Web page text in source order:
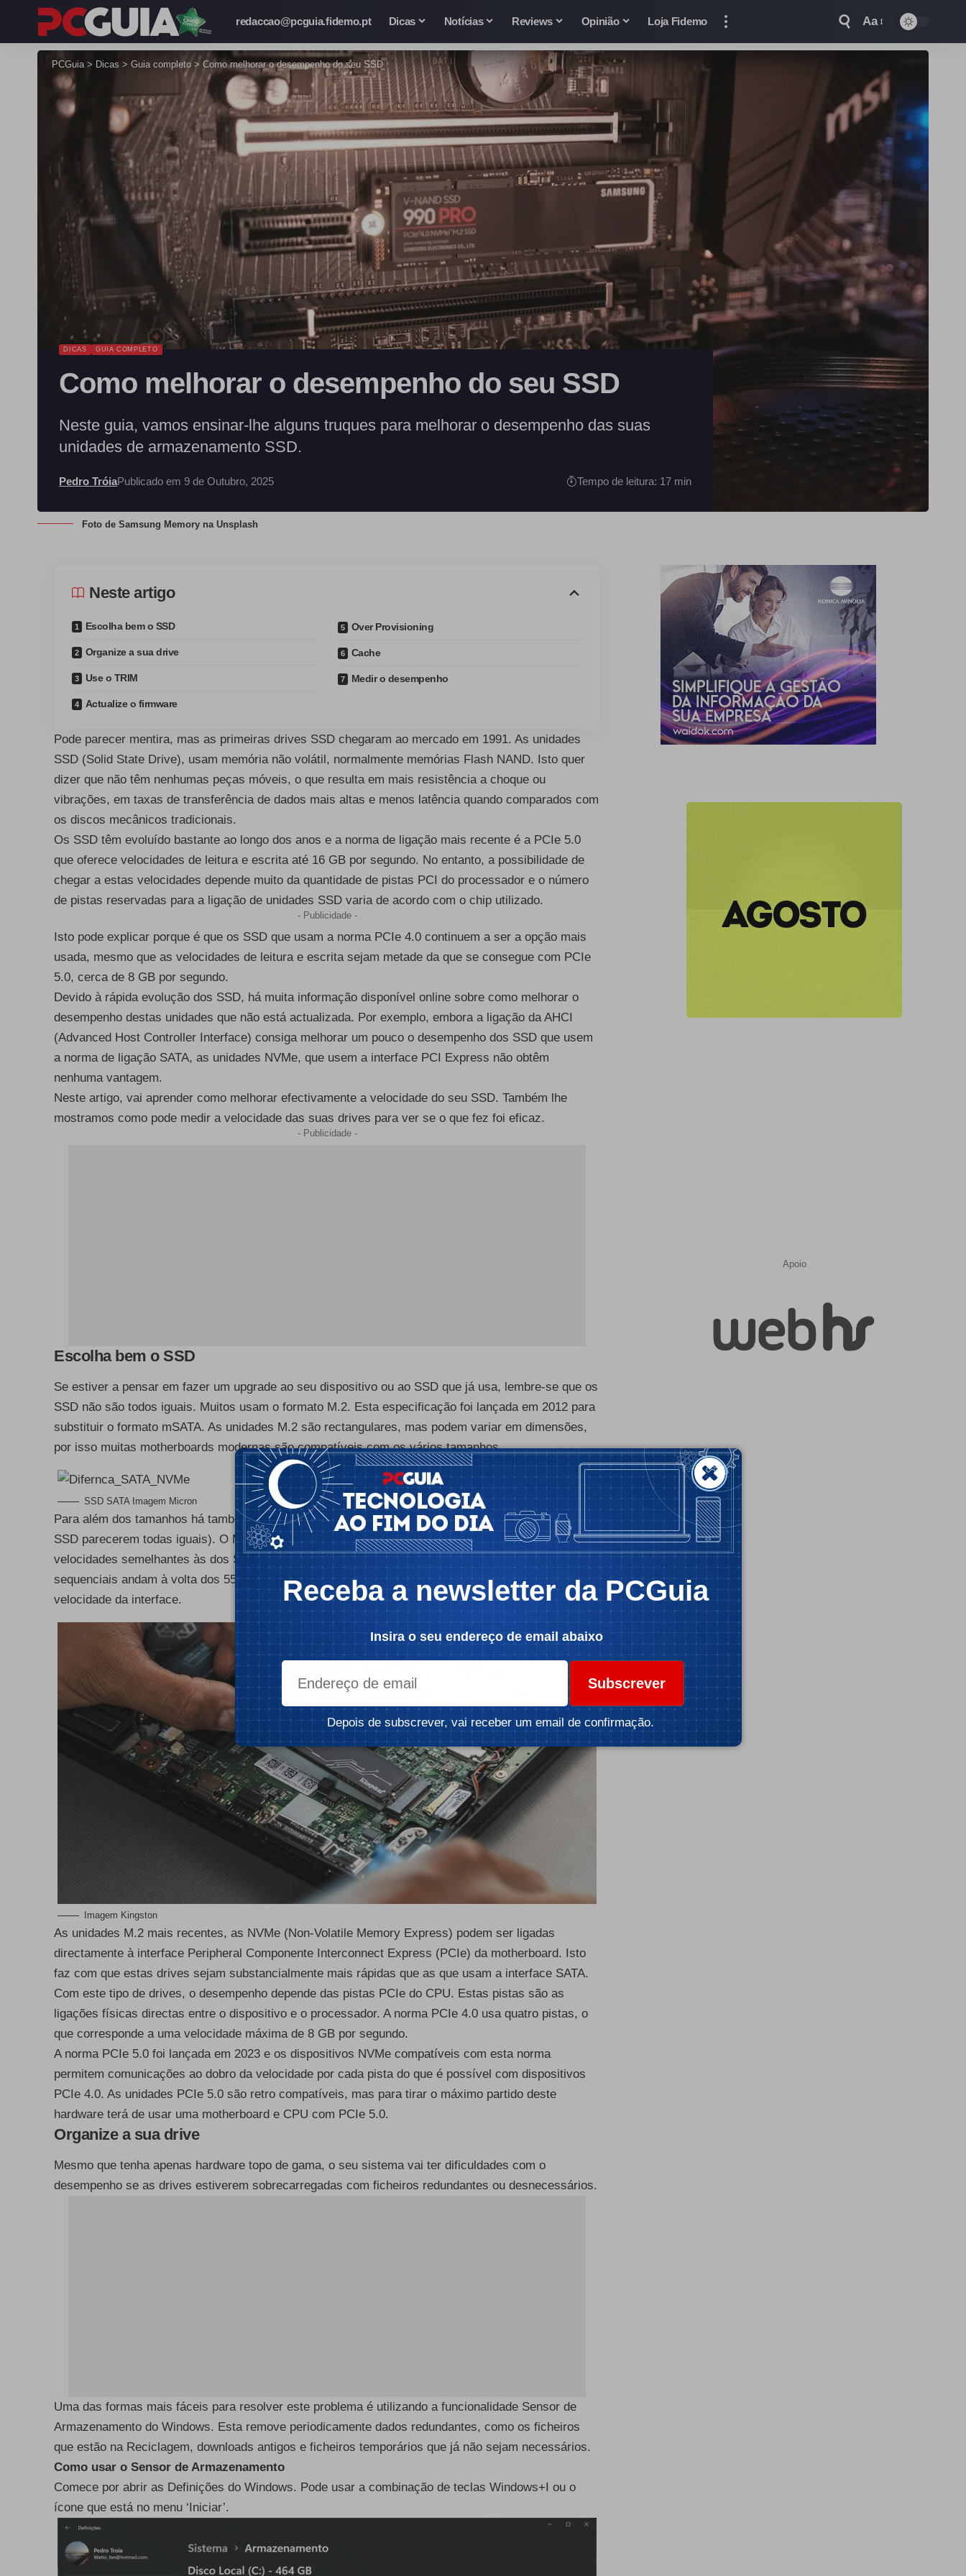
redaccao@pcguia.fidemo.pt Dicas Notícias Reviews Opinião Loja Fidemo Aa
PCGuia> Dicas > Guia completo > Como melhorar o desempenho do seu SSD
DICAS GUIA COMPLETO
Como melhorar o desempenho do seu SSD
Neste guia, vamos ensinar-lhe alguns truques para melhorar o desempenho das suas
unidades de armazenamento SSD.
Pedro TróiaPublicado em 9 de Outubro, 2025 Tempo de leitura: 17 min
Foto de Samsung Memory na Unsplash
Neste artigo
Escolha bem o SSD
Organize a sua drive
Use o TRIM
Actualize o firmware
Over Provisioning
Cache
Medir o desempenho
Pode parecer mentira, mas as primeiras drives SSD chegaram ao mercado em 1991. As unidades
SSD (Solid State Drive), usam memória não volátil, normalmente memórias Flash NAND. Isto quer
dizer que não têm nenhumas peças móveis, o que resulta em mais resistência a choque ou
vibrações, em taxas de transferência de dados mais altas e menos latência quando comparados com
os discos mecânicos tradicionais.
Os SSD têm evoluído bastante ao longo dos anos e a norma de ligação mais recente é a PCIe 5.0
que oferece velocidades de leitura e escrita até 16 GB por segundo. No entanto, a possibilidade de
chegar a estas velocidades depende muito da quantidade de pistas PCI do processador e o número
de pistas reservadas para a ligação de unidades SSD varia de acordo com o chip utilizado.
- Publicidade -
Isto pode explicar porque é que os SSD que usam a norma PCIe 4.0 continuem a ser a opção mais
usada, mesmo que as velocidades de leitura e escrita sejam metade da que se consegue com PCIe
5.0, cerca de 8 GB por segundo.
Devido à rápida evolução dos SSD, há muita informação disponível online sobre como melhorar o
desempenho destas unidades que não está actualizada. Por exemplo, embora a ligação da AHCI
(Advanced Host Controller Interface) consiga melhorar um pouco o desempenho dos SSD que usem
a norma de ligação SATA, as unidades NVMe, que usem a interface PCI Express não obtêm
nenhuma vantagem.
Neste artigo, vai aprender como melhorar efectivamente a velocidade do seu SSD. Também lhe
mostramos como pode medir a velocidade das suas drives para ver se o que fez foi eficaz.
- Publicidade -
Escolha bem o SSD
Se estiver a pensar em fazer um upgrade ao seu dispositivo ou ao SSD que já usa, lembre-se que os
SSD não são todos iguais. Muitos usam o formato M.2. Esta especificação foi lançada em 2012 para
substituir o formato mSATA. As unidades M.2 são rectangulares, mas podem variar em dimensões,
por isso muitas motherboards modernas são compatíveis com os vários tamanhos.
SSD SATA Imagem Micron
Para além dos tamanhos há também diferenças nas interfaces utilizadas (apesar das ligações destes
SSD parecerem todas iguais). O M.2 SATA usam uma interface SATA e conseguem atingir
velocidades semelhantes às dos SSD SATA de 2,5 polegadas. As velocidades de leitura e escrita
sequenciais andam à volta dos 550 e os 600 MB por segundo, isto deve-se às limitações de
velocidade da interface.
Imagem Kingston
As unidades M.2 mais recentes, as NVMe (Non-Volatile Memory Express) podem ser ligadas
directamente à interface Peripheral Componente Interconnect Express (PCIe) da motherboard. Isto
faz com que estas drives sejam substancialmente mais rápidas que as que usam a interface SATA.
Com este tipo de drives, o desempenho depende das pistas PCIe do CPU. Estas pistas são as
ligações físicas directas entre o dispositivo e o processador. A norma PCIe 4.0 usa quatro pistas, o
que corresponde a uma velocidade máxima de 8 GB por segundo.
A norma PCIe 5.0 foi lançada em 2023 e os dispositivos NVMe compatíveis com esta norma
permitem comunicações ao dobro da velocidade por cada pista do que é possível com dispositivos
PCIe 4.0. As unidades PCIe 5.0 são retro compatíveis, mas para tirar o máximo partido deste
hardware terá de usar uma motherboard e CPU com PCIe 5.0.
Organize a sua drive
Mesmo que tenha apenas hardware topo de gama, o seu sistema vai ter dificuldades com o
desempenho se as drives estiverem sobrecarregadas com ficheiros redundantes ou desnecessários.
Uma das formas mais fáceis para resolver este problema é utilizando a funcionalidade Sensor de
Armazenamento do Windows. Esta remove periodicamente dados redundantes, como os ficheiros
que estão na Reciclagem, downloads antigos e ficheiros temporários que já não sejam necessários.
Como usar o Sensor de Armazenamento
Comece por abrir as Definições do Windows. Pode usar a combinação de teclas Windows+I ou o
ícone que está no menu ‘Iniciar’.
Apoio
Receba a newsletter da PCGuia
Insira o seu endereço de email abaixo
Subscrever
Depois de subscrever, vai receber um email de confirmação.